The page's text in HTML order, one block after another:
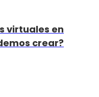
virtuales en
crear?